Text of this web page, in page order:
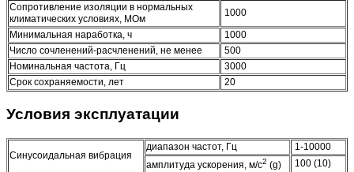
Сопротивление изоляции в нормальных
климатических условиях, МОм
1000
Минимальная наработка, ч
1000
Число сочленений-расчленений, не менее
500
Номинальная частота, Гц
3000
Срок сохраняемости, лет
20
Условия эксплуатации
Синусоидальная вибрация
диапазон частот, Гц
1-10000
амплитуда ускорения, м/с2 (g)
100 (10)